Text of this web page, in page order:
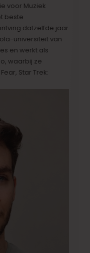
voor Muziek
beste
datzelfde jaar
universiteit van
en werkt als
waarbij ze
Star Trek: